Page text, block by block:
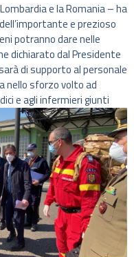
e la Romania – ha
e prezioso
potranno dare nelle
dichiarato dal Presidente
di supporto al personale
nello sforzo volto ad
e agli infermieri giunti